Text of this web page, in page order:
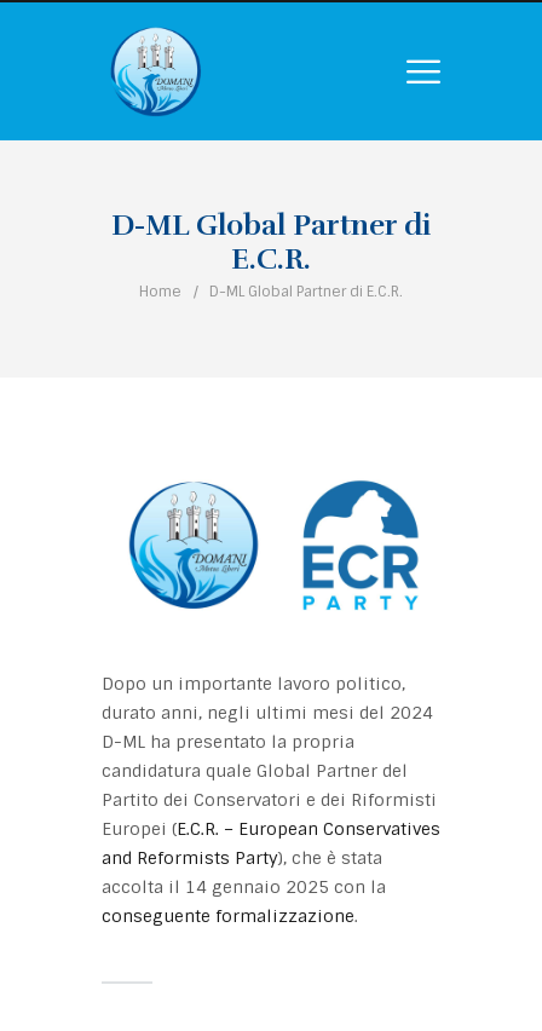
D-ML Global Partner di
E.C.R.
Home D-ML Global Partner di E.C.R.
Dopo un importante lavoro politico,
durato anni, negli ultimi mesi del 2024
D-ML ha presentato la propria
candidatura quale Global Partner del
Partito dei Conservatori e dei Riformisti
Europei (E.C.R. – European Conservatives
and Reformists Party), che è stata
accolta il 14 gennaio 2025 con la
conseguente formalizzazione.